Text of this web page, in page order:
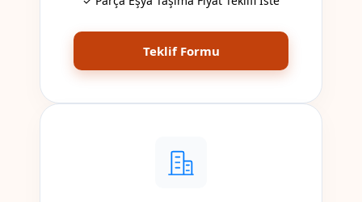
Teklif Formu